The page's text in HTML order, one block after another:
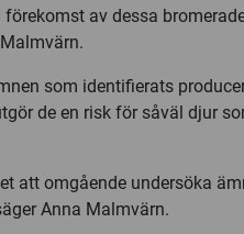
av dessa
som identifierats
de en risk för såväl djur
att omgående undersöka
Anna Malmvärn.